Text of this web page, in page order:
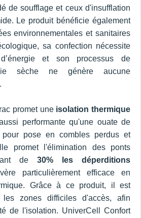
de soufflage et ceux d'insufflation
Le produit bénéficie également
environnementales et sanitaires
sa confection nécessite
et son processus de
sèche ne génère aucune
promet uneisolation thermique
performante qu'une ouate de
pour pose en combles perdus et
promet l'élimination des ponts
de 30% les déperditions
particulièrement efficace en
Grâce à ce produit, il est
les zones difficiles d'accès, afin
de l'isolation. UniverCell Confort